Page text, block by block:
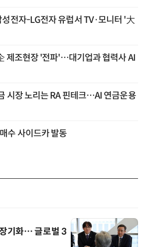
전자-LG전자 유럽서 TV·모니터 '大
제조현장 '전파'…대기업과 협력사 AI
시장 노리는 RA 핀테크…AI 연금운용
수 사이드카 발동
기화… 글로벌 3